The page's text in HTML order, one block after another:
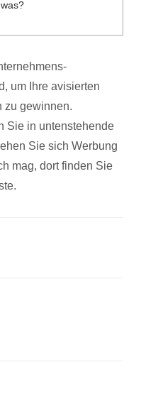
um Ihre avisierten
zu gewinnen.
Sie in untenstehende
Sie sich Werbung
mag, dort finden Sie